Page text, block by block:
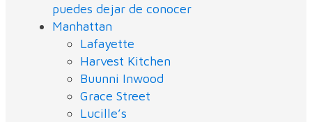
puedes dejar de conocer
Manhattan
Lafayette
Harvest Kitchen
Buunni Inwood
Grace Street
Lucille’s